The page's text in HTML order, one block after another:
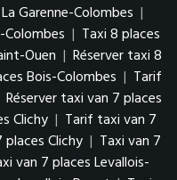
Garenne-Colombes |
Colombes | Taxi 8 places
Ouen | Réserver taxi 8
Bois-Colombes | Tarif
Réserver taxi van 7 places
Clichy | Tarif taxi van 7
Clichy | Taxi van 7
van 7 places Levallois-